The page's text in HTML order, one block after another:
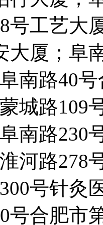
号工艺大
大厦；阜
南路40
城路109
南路230
河路278
号针灸
号合肥市